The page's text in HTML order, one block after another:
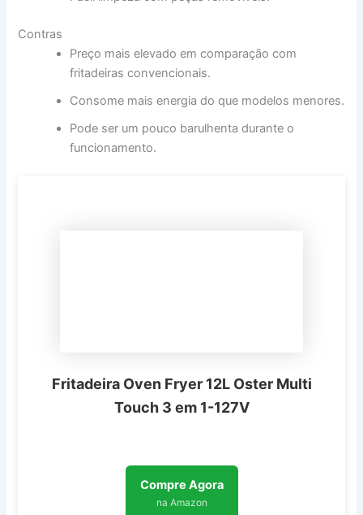
Contras
Preço mais elevado em comparação com
fritadeiras convencionais.
Consome mais energia do que modelos menores.
Pode ser um pouco barulhenta durante o
funcionamento.
Fritadeira Oven Fryer 12L Oster Multi
Touch 3 em 1-127V
Compre Agora
na Amazon